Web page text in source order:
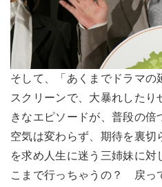
そして、「あくまでドラマの
スクリーンで、大暴れした
きなエピソードが、普段の
空気は変わらず、期待を裏切
を求め人生に迷う三姉妹に対
こまで行っちゃうの？ 戻っ